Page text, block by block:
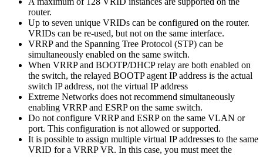
router.
Up to seven unique VRIDs can be configured on the router.
VRIDs can be re-used, but not on the same interface.
VRRP and the Spanning Tree Protocol (STP) can be
simultaneously enabled on the same switch.
When VRRP and BOOTP/DHCP relay are both enabled on
the switch, the relayed BOOTP agent IP address is the actual
switch IP address, not the virtual IP address
Extreme Networks does not recommend simultaneously
enabling VRRP and ESRP on the same switch.
Do not configure VRRP and ESRP on the same VLAN or
port. This configuration is not allowed or supported.
It is possible to assign multiple virtual IP addresses to the same
VRID for a VRRP VR. In this case, you must meet the